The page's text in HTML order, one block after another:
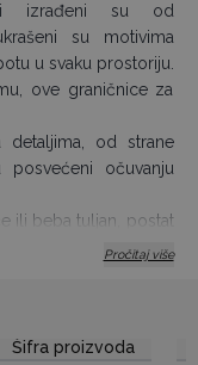
izrađeni su od
su motivima
u svaku prostoriju.
ove graničnice za
detaljima, od strane
posvećeni očuvanju
ili beba tuljan, postat
remek-djelo zadivit
stilom.
ponudite svojim
Pročitaj više
Šifra proizvoda
veleprodajnim
cijenama